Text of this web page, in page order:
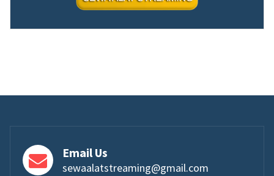
Email Us
sewaalatstreaming@gmail.com